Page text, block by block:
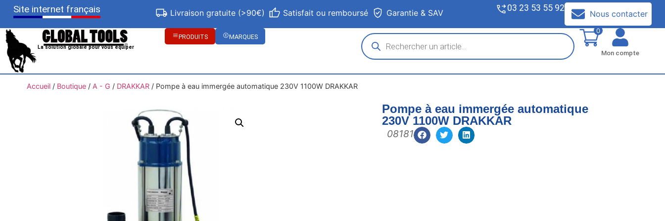
Site internet français Livraison gratuite (>90€) Satisfait ou remboursé Garantie & SAV 03 23 53 55 92
Nous contacter
La solution globale pour vous équiper
PRODUITS MARQUES
0
Mon compte
Accueil/ Boutique/ A - G / DRAKKAR/ Pompe à eau immergée automatique 230V 1100W DRAKKAR
Pompe à eau immergée automatique
230V 1100W DRAKKAR
08181